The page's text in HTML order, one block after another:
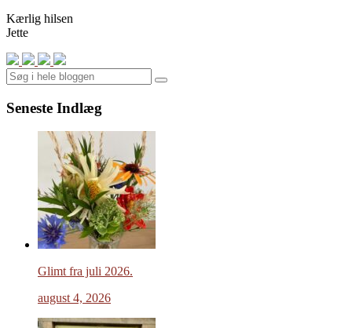
Kærlig hilsen
Jette
Search
Seneste Indlæg
Glimt fra juli 2026.
august 4, 2026